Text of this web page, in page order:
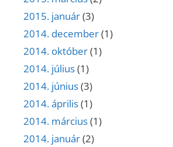
2015. január(3)
2014. december(1)
2014. október(1)
2014. július(1)
2014. június(3)
2014. április(1)
2014. március(1)
2014. január(2)